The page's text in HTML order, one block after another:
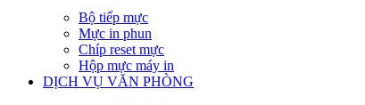
Bộ tiếp mực
Mực in phun
Chíp reset mực
Hộp mực máy in
DỊCH VỤ VĂN PHÒNG